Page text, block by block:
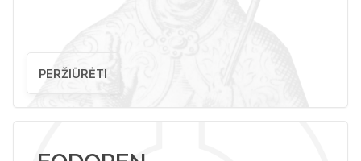
PERŽIŪRĖTI